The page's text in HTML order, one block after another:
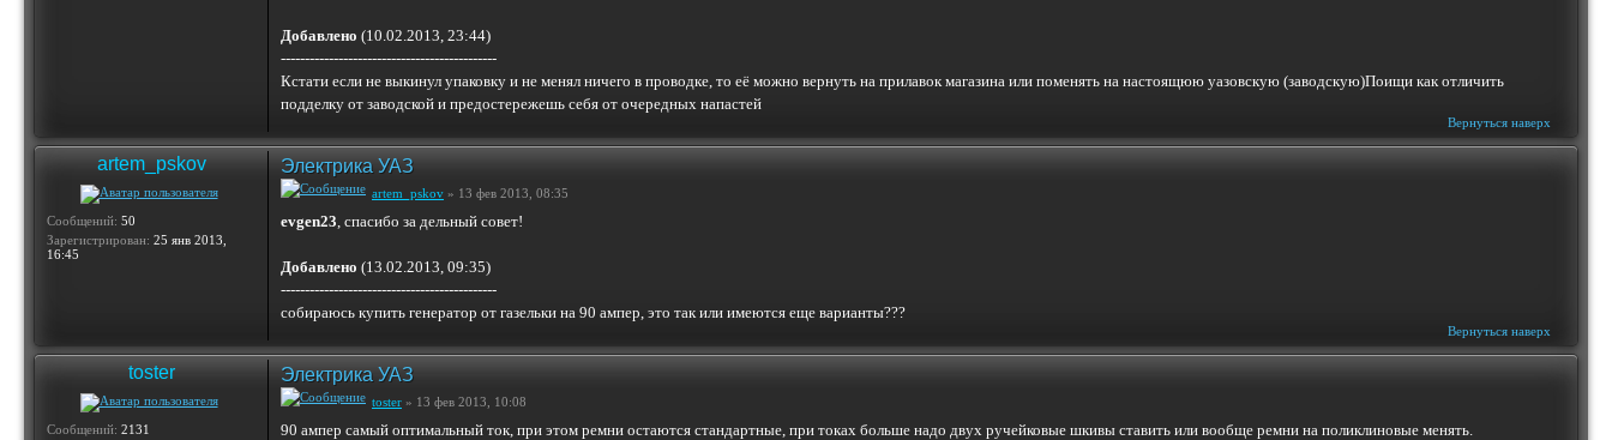
Добавлено (10.02.2013, 23:44)
---------------------------------------------
Кстати если не выкинул упаковку и не менял ничего в проводке, то её можно вернуть на прилавок магазина или поменять на настоящюю уазовскую (заводскую)Поищи как отличить
подделку от заводской и предостережешь себя от очередных напастей
Вернуться наверх
artem_pskov
Сообщений: 50
Зарегистрирован: 25 янв 2013,
16:45
Электрика УАЗ
artem_pskov » 13 фев 2013, 08:35
evgen23, спасибо за дельный совет!
Добавлено (13.02.2013, 09:35)
---------------------------------------------
собираюсь купить генератор от газельки на 90 ампер, это так или имеются еще варианты???
Вернуться наверх
toster
Сообщений: 2131
Электрика УАЗ
toster » 13 фев 2013, 10:08
90 ампер самый оптимальный ток, при этом ремни остаются стандартные, при токах больше надо двух ручейковые шкивы ставить или вообще ремни на поликлиновые менять.